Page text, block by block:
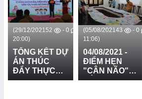
(29/12/2021
20:00)
52 - 0
TỔNG KẾT DỰ
ÁN THÚC
ĐẨY THỰC
THI QUYỀN
(05/08/2021
11:06)
43 - 0
04/08/2021 -
ĐIỂM HẸN
"CÂN NÃO"
CỦA BAN